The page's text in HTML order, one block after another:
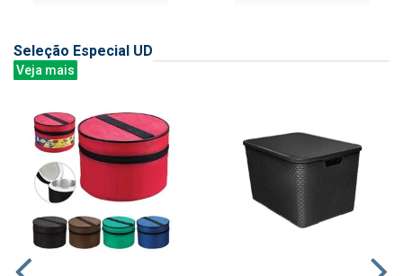
Seleção Especial UD
Veja mais